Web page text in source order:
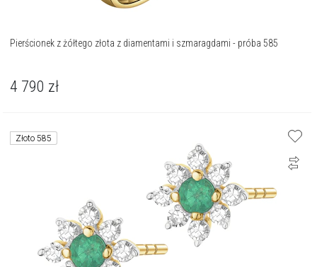
Pierścionek z żółtego złota z diamentami i szmaragdami - próba 585
4 790 zł
Złoto 585